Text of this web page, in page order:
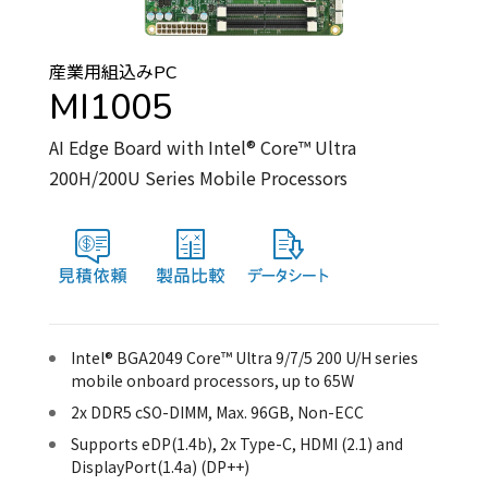
産業用組込みPC
MI1005
AI Edge Board with Intel® Core™ Ultra
200H/200U Series Mobile Processors
Intel® BGA2049 Core™ Ultra 9/7/5 200 U/H series
mobile onboard processors, up to 65W
2x DDR5 cSO-DIMM, Max. 96GB, Non-ECC
Supports eDP(1.4b), 2x Type-C, HDMI (2.1) and
DisplayPort(1.4a) (DP++)